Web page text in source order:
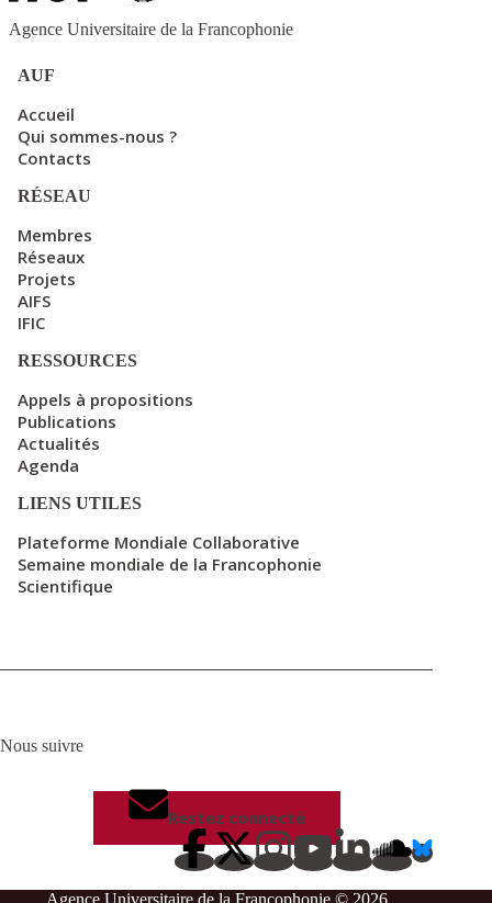
Agence Universitaire de la Francophonie
AUF
Accueil
Qui sommes-nous ?
Contacts
RÉSEAU
Membres
Réseaux
Projets
AIFS
IFIC
RESSOURCES
Appels à propositions
Publications
Actualités
Agenda
LIENS UTILES
Plateforme Mondiale Collaborative
Semaine mondiale de la Francophonie
Scientifique
Nous suivre
Restez connecté